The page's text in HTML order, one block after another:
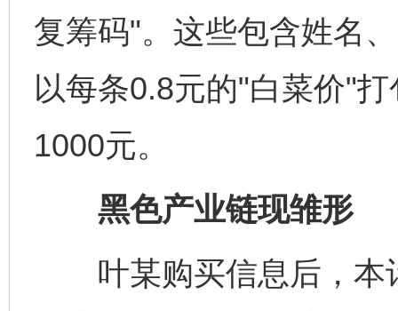
复筹码"。这些包含姓名
以每条0.8元的"白菜价"
1000元。
黑色产业链现雏形
叶某购买信息后，本